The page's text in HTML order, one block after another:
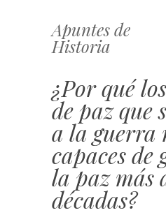
Apuntes de
Historia
Saltar
al
¿Por qué
de paz que
a la guerra
capaces
la paz más
décadas?